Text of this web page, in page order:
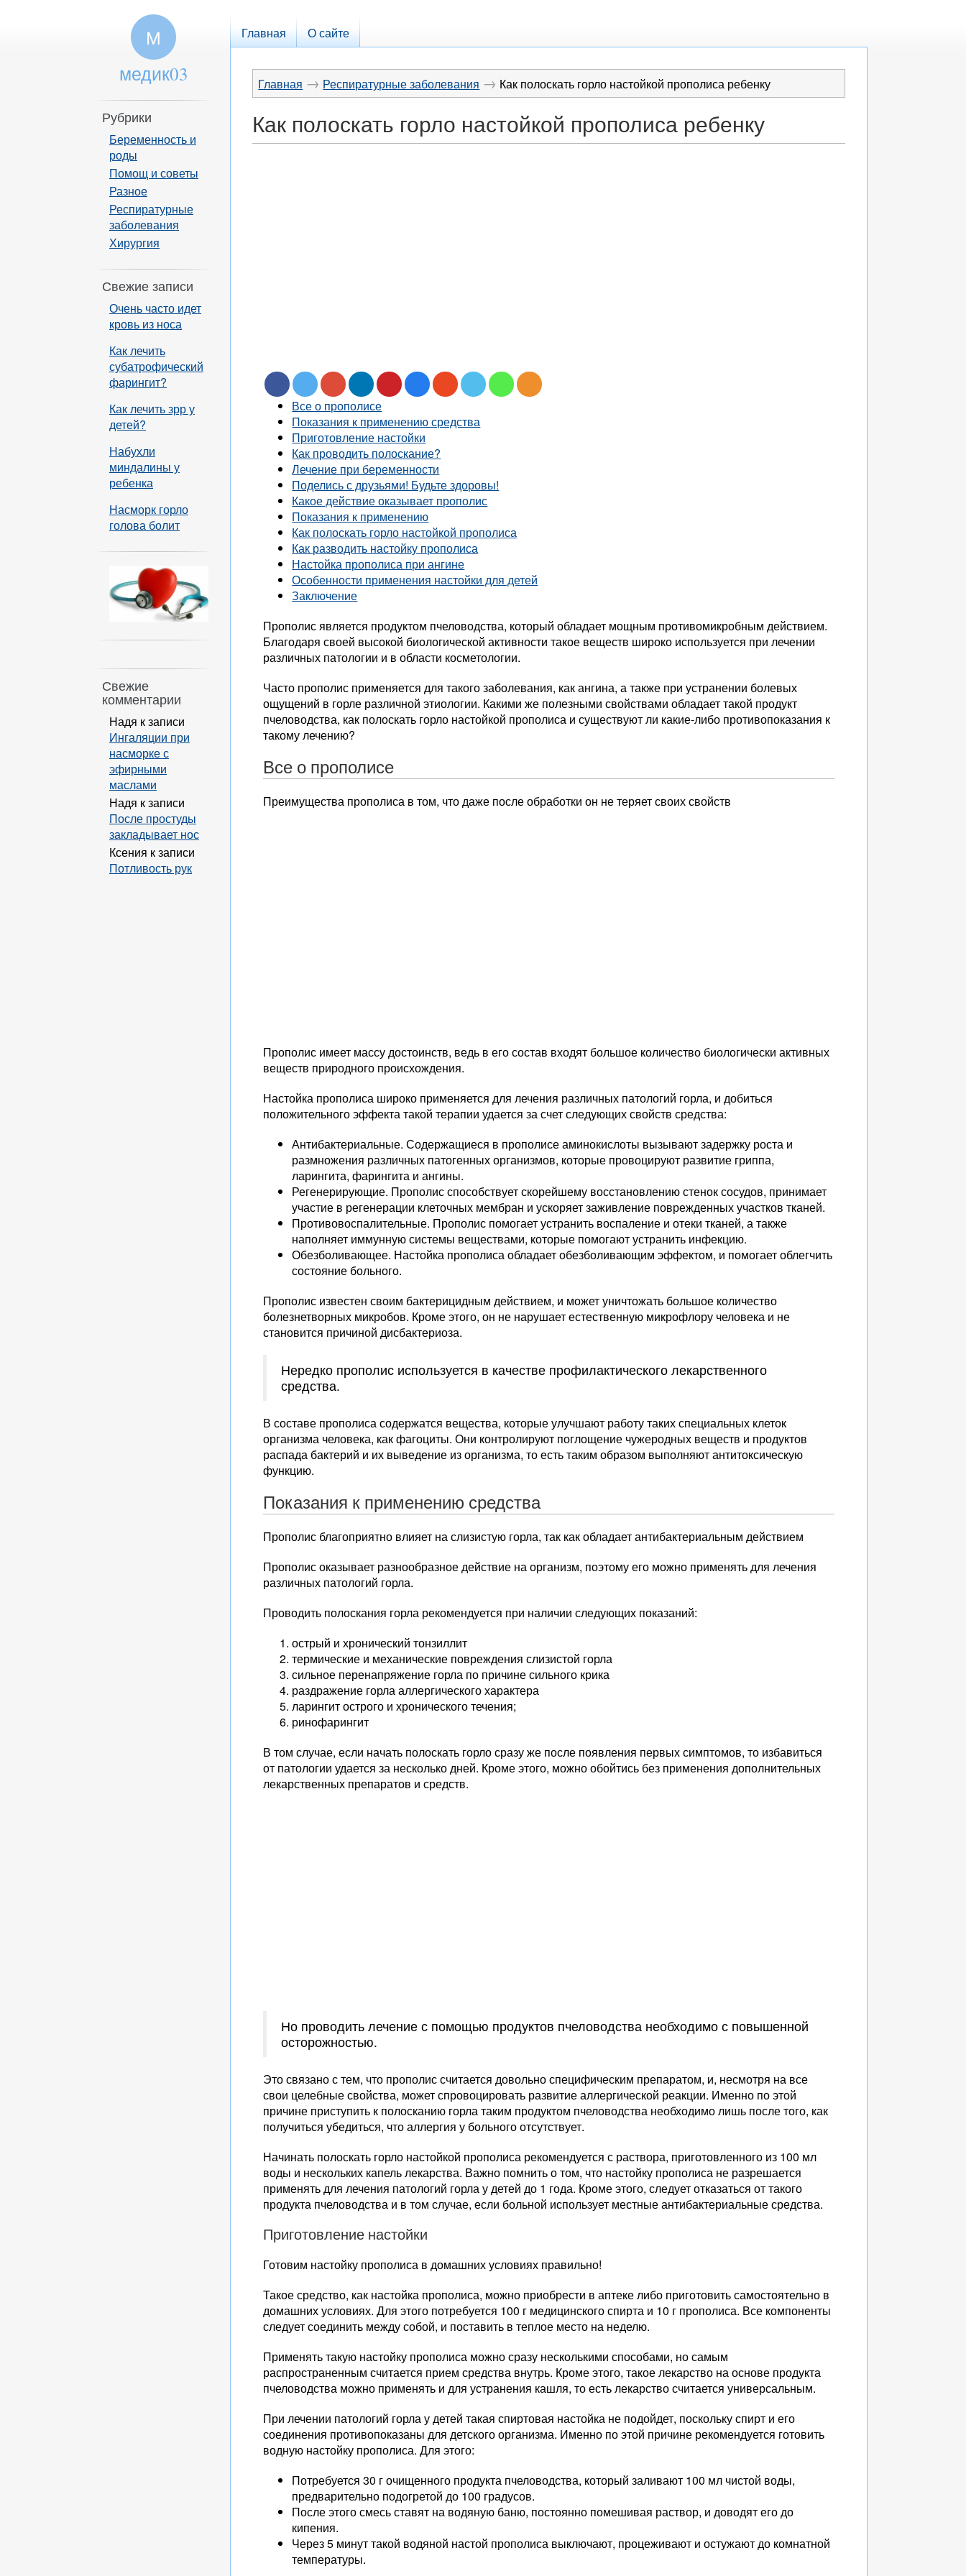
Главная О сайте
Главная → Респиратурные заболевания → Как полоскать горло настойкой прополиса ребенку
Как полоскать горло настойкой прополиса ребенку
Все о прополисе
Показания к применению средства
Приготовление настойки
Как проводить полоскание?
Лечение при беременности
Поделись с друзьями! Будьте здоровы!
Какое действие оказывает прополис
Показания к применению
Как полоскать горло настойкой прополиса
Как разводить настойку прополиса
Настойка прополиса при ангине
Особенности применения настойки для детей
Заключение
Прополис является продуктом пчеловодства, который обладает мощным противомикробным действием.
Благодаря своей высокой биологической активности такое веществ широко используется при лечении
различных патологии и в области косметологии.
Часто прополис применяется для такого заболевания, как ангина, а также при устранении болевых
ощущений в горле различной этиологии. Какими же полезными свойствами обладает такой продукт
пчеловодства, как полоскать горло настойкой прополиса и существуют ли какие-либо противопоказания к
такому лечению?
Все о прополисе
Преимущества прополиса в том, что даже после обработки он не теряет своих свойств
Прополис имеет массу достоинств, ведь в его состав входят большое количество биологически активных
веществ природного происхождения.
Настойка прополиса широко применяется для лечения различных патологий горла, и добиться
положительного эффекта такой терапии удается за счет следующих свойств средства:
Антибактериальные. Содержащиеся в прополисе аминокислоты вызывают задержку роста и
размножения различных патогенных организмов, которые провоцируют развитие гриппа,
ларингита, фарингита и ангины.
Регенерирующие. Прополис способствует скорейшему восстановлению стенок сосудов, принимает
участие в регенерации клеточных мембран и ускоряет заживление поврежденных участков тканей.
Противовоспалительные. Прополис помогает устранить воспаление и отеки тканей, а также
наполняет иммунную системы веществами, которые помогают устранить инфекцию.
Обезболивающее. Настойка прополиса обладает обезболивающим эффектом, и помогает облегчить
состояние больного.
Прополис известен своим бактерицидным действием, и может уничтожать большое количество
болезнетворных микробов. Кроме этого, он не нарушает естественную микрофлору человека и не
становится причиной дисбактериоза.
Нередко прополис используется в качестве профилактического лекарственного
средства.
В составе прополиса содержатся вещества, которые улучшают работу таких специальных клеток
организма человека, как фагоциты. Они контролируют поглощение чужеродных веществ и продуктов
распада бактерий и их выведение из организма, то есть таким образом выполняют антитоксическую
функцию.
Показания к применению средства
Прополис благоприятно влияет на слизистую горла, так как обладает антибактериальным действием
Прополис оказывает разнообразное действие на организм, поэтому его можно применять для лечения
различных патологий горла.
Проводить полоскания горла рекомендуется при наличии следующих показаний:
острый и хронический тонзиллит
термические и механические повреждения слизистой горла
сильное перенапряжение горла по причине сильного крика
раздражение горла аллергического характера
ларингит острого и хронического течения;
ринофарингит
В том случае, если начать полоскать горло сразу же после появления первых симптомов, то избавиться
от патологии удается за несколько дней. Кроме этого, можно обойтись без применения дополнительных
лекарственных препаратов и средств.
Но проводить лечение с помощью продуктов пчеловодства необходимо с повышенной
осторожностью.
Это связано с тем, что прополис считается довольно специфическим препаратом, и, несмотря на все
свои целебные свойства, может спровоцировать развитие аллергической реакции. Именно по этой
причине приступить к полосканию горла таким продуктом пчеловодства необходимо лишь после того, как
получиться убедиться, что аллергия у больного отсутствует.
Начинать полоскать горло настойкой прополиса рекомендуется с раствора, приготовленного из 100 мл
воды и нескольких капель лекарства. Важно помнить о том, что настойку прополиса не разрешается
применять для лечения патологий горла у детей до 1 года. Кроме этого, следует отказаться от такого
продукта пчеловодства и в том случае, если больной использует местные антибактериальные средства.
Приготовление настойки
Готовим настойку прополиса в домашних условиях правильно!
Такое средство, как настойка прополиса, можно приобрести в аптеке либо приготовить самостоятельно в
домашних условиях. Для этого потребуется 100 г медицинского спирта и 10 г прополиса. Все компоненты
следует соединить между собой, и поставить в теплое место на неделю.
Применять такую настойку прополиса можно сразу несколькими способами, но самым
распространенным считается прием средства внутрь. Кроме этого, такое лекарство на основе продукта
пчеловодства можно применять и для устранения кашля, то есть лекарство считается универсальным.
При лечении патологий горла у детей такая спиртовая настойка не подойдет, поскольку спирт и его
соединения противопоказаны для детского организма. Именно по этой причине рекомендуется готовить
водную настойку прополиса. Для этого:
Потребуется 30 г очищенного продукта пчеловодства, который заливают 100 мл чистой воды,
предварительно подогретой до 100 градусов.
После этого смесь ставят на водяную баню, постоянно помешивая раствор, и доводят его до
кипения.
Через 5 минут такой водяной настой прополиса выключают, процеживают и остужают до комнатной
температуры.
М
медик03
Рубрики
Беременность и
роды
Помощ и советы
Разное
Респиратурные
заболевания
Хирургия
Свежие записи
Очень часто идет
кровь из носа
Как лечить
субатрофический
фарингит?
Как лечить зрр у
детей?
Набухли
миндалины у
ребенка
Насморк горло
голова болит
Свежие
комментарии
Надя к записи
Ингаляции при
насморке с
эфирными
маслами
Надя к записи
После простуды
закладывает нос
Ксения к записи
Потливость рук